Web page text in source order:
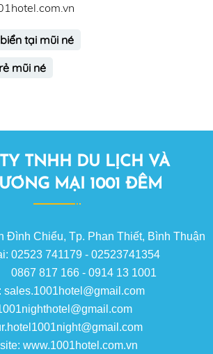
tại mũi né
mũi né
TNHH DU LỊCH VÀ
MẠI 1001 ĐÊM
Đình Chiểu, Tp. Phan Thiết, Bình Thuận
02523 741179 - 02523741354
166 - 0914 13 1001
sales.1001hotel@gmail.com
www.1001hotel.com.vn